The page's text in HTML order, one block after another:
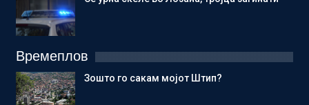
Времеплов
Зошто го сакам мојот Штип?